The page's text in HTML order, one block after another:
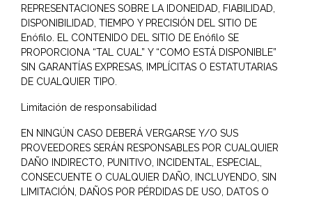
REPRESENTACIONES SOBRE LA IDONEIDAD, FIABILIDAD,
DISPONIBILIDAD, TIEMPO Y PRECISIÓN DEL SITIO DE
Enófilo. EL CONTENIDO DEL SITIO DE Enófilo SE
PROPORCIONA “TAL CUAL” Y “COMO ESTÁ DISPONIBLE”
SIN GARANTÍAS EXPRESAS, IMPLÍCITAS O ESTATUTARIAS
DE CUALQUIER TIPO.
Limitación de responsabilidad
EN NINGÚN CASO DEBERÁ VERGARSE Y/O SUS
PROVEEDORES SERÁN RESPONSABLES POR CUALQUIER
DAÑO INDIRECTO, PUNITIVO, INCIDENTAL, ESPECIAL,
CONSECUENTE O CUALQUIER DAÑO, INCLUYENDO, SIN
LIMITACIÓN, DAÑOS POR PÉRDIDAS DE USO, DATOS O